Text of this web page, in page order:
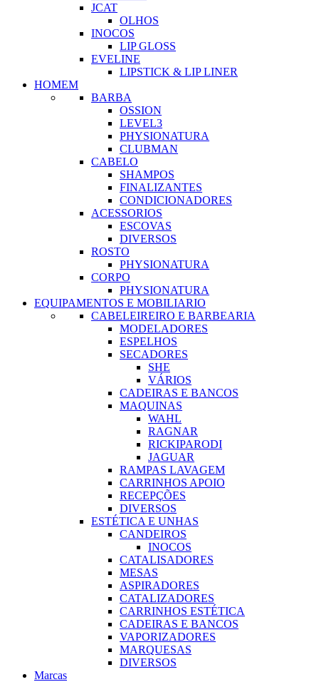
JCAT
OLHOS
INOCOS
LIP GLOSS
EVELINE
LIPSTICK & LIP LINER
HOMEM
BARBA
OSSION
LEVEL3
PHYSIONATURA
CLUBMAN
CABELO
SHAMPOS
FINALIZANTES
CONDICIONADORES
ACESSORIOS
ESCOVAS
DIVERSOS
ROSTO
PHYSIONATURA
CORPO
PHYSIONATURA
EQUIPAMENTOS E MOBILIARIO
CABELEIREIRO E BARBEARIA
MODELADORES
ESPELHOS
SECADORES
SHE
VÁRIOS
CADEIRAS E BANCOS
MAQUINAS
WAHL
RAGNAR
RICKIPARODI
JAGUAR
RAMPAS LAVAGEM
CARRINHOS APOIO
RECEPÇÕES
DIVERSOS
ESTÉTICA E UNHAS
CANDEIROS
INOCOS
CATALISADORES
MESAS
ASPIRADORES
CATALIZADORES
CARRINHOS ESTÉTICA
CADEIRAS E BANCOS
VAPORIZADORES
MARQUESAS
DIVERSOS
Marcas